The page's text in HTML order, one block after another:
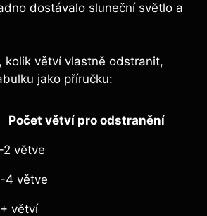
dostávalo sluneční světlo a
kolik větví vlastně odstranit,
jako příručku:
Počet větví pro odstranění
2 větve
4 větve
větví